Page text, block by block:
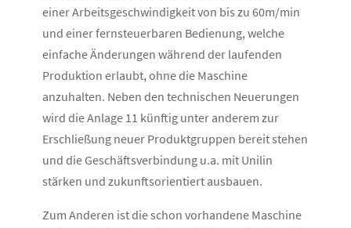
einer Arbeitsgeschwindigkeit von bis zu 60m/min
und einer fernsteuerbaren Bedienung, welche
einfache Änderungen während der laufenden
Produktion erlaubt, ohne die Maschine
anzuhalten. Neben den technischen Neuerungen
wird die Anlage 11 künftig unter anderem zur
Erschließung neuer Produktgruppen bereit stehen
und die Geschäftsverbindung u.a. mit Unilin
stärken und zukunftsorientiert ausbauen.
Zum Anderen ist die schon vorhandene Maschine